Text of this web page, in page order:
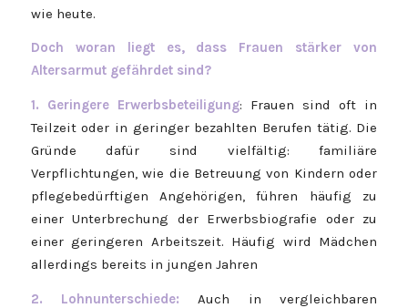
wie heute.
Doch woran liegt es, dass Frauen stärker von
Altersarmut gefährdet sind?
1. Geringere Erwerbsbeteiligung: Frauen sind oft in
Teilzeit oder in geringer bezahlten Berufen tätig. Die
Gründe dafür sind vielfältig: familiäre
Verpflichtungen, wie die Betreuung von Kindern oder
pflegebedürftigen Angehörigen, führen häufig zu
einer Unterbrechung der Erwerbsbiografie oder zu
einer geringeren Arbeitszeit. Häufig wird Mädchen
allerdings bereits in jungen Jahren
2. Lohnunterschiede: Auch in vergleichbaren